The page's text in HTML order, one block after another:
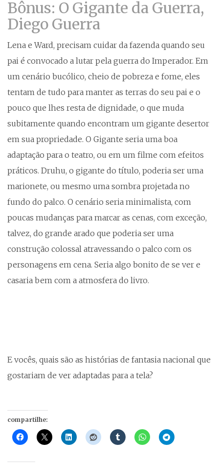
Bônus: O Gigante da Guerra,
Diego Guerra
Lena e Ward, precisam cuidar da fazenda quando seu
pai é convocado a lutar pela guerra do Imperador. Em
um cenário bucólico, cheio de pobreza e fome, eles
tentam de tudo para manter as terras do seu pai e o
pouco que lhes resta de dignidade, o que muda
subitamente quando encontram um gigante desertor
em sua propriedade. O Gigante seria uma boa
adaptação para o teatro, ou em um filme com efeitos
práticos. Druhu, o gigante do título, poderia ser uma
marionete, ou mesmo uma sombra projetada no
fundo do palco. O cenário seria minimalista, com
poucas mudanças para marcar as cenas, com exceção,
talvez, do grande arado que poderia ser uma
construção colossal atravessando o palco com os
personagens em cena. Seria algo bonito de se ver e
casaria bem com a atmosfera do livro.
E vocês, quais são as histórias de fantasia nacional que
gostariam de ver adaptadas para a tela?
compartilhe: